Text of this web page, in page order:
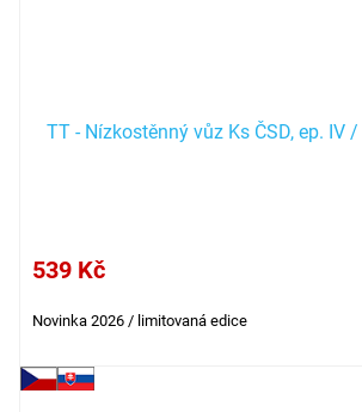
TT - Nízkostěnný vůz Ks ČSD, ep. IV
539 Kč
Novinka 2026 / limitovaná edice